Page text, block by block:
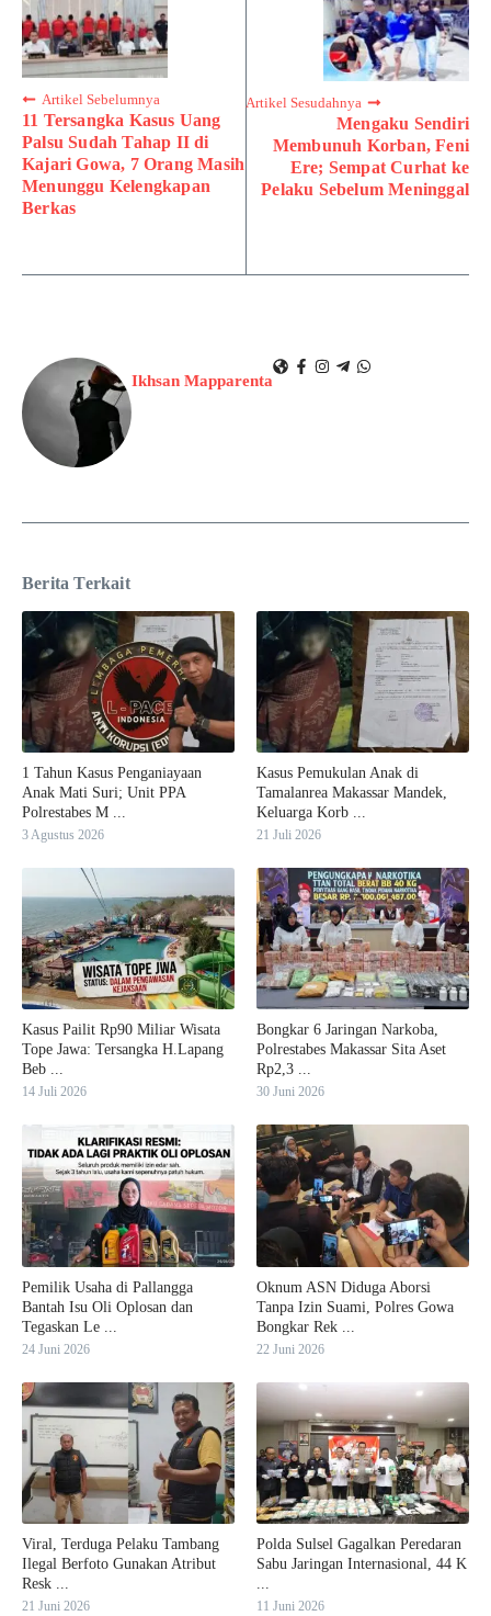
Artikel Sebelumnya
11 Tersangka Kasus Uang
Palsu Sudah Tahap II di
Kajari Gowa, 7 Orang Masih
Menunggu Kelengkapan
Berkas
Artikel Sesudahnya
Mengaku Sendiri
Membunuh Korban, Feni
Ere; Sempat Curhat ke
Pelaku Sebelum Meninggal
Ikhsan Mapparenta
Berita Terkait
1 Tahun Kasus Penganiayaan
Anak Mati Suri; Unit PPA
Polrestabes M ...
3 Agustus 2026
Kasus Pemukulan Anak di
Tamalanrea Makassar Mandek,
Keluarga Korb ...
21 Juli 2026
Kasus Pailit Rp90 Miliar Wisata
Tope Jawa: Tersangka H.Lapang
Beb ...
14 Juli 2026
Bongkar 6 Jaringan Narkoba,
Polrestabes Makassar Sita Aset
Rp2,3 ...
30 Juni 2026
Pemilik Usaha di Pallangga
Bantah Isu Oli Oplosan dan
Tegaskan Le ...
24 Juni 2026
Oknum ASN Diduga Aborsi
Tanpa Izin Suami, Polres Gowa
Bongkar Rek ...
22 Juni 2026
Viral, Terduga Pelaku Tambang
Ilegal Berfoto Gunakan Atribut
Resk ...
21 Juni 2026
Polda Sulsel Gagalkan Peredaran
Sabu Jaringan Internasional, 44 K
...
11 Juni 2026